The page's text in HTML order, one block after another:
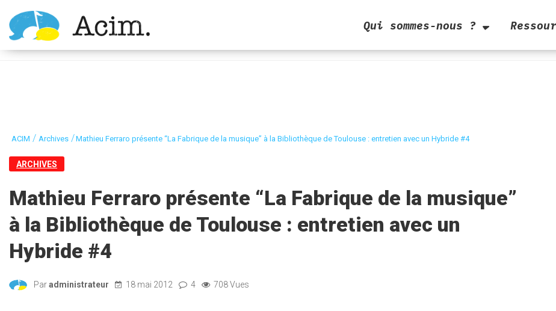
Ouvrir la barre d’outils
Qui sommes-nous ?
ACIM / Archives /Mathieu Ferraro présente “La Fabrique de la musique” à la Bibliothèque de Toulouse : entretien avec un Hybride #4
ARCHIVES
Mathieu Ferraro présente “La Fabrique de la musique”
à la Bibliothèque de Toulouse : entretien avec un
Hybride #4
Paradministrateur 18 mai 2012 4 708 Vues